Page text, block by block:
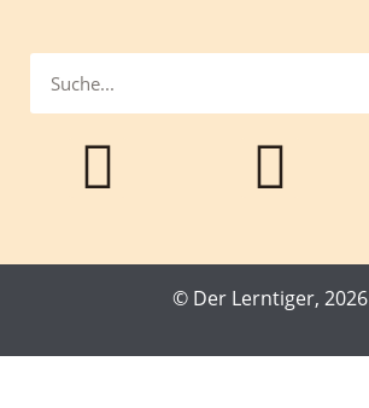
© Der Lerntiger, 2026